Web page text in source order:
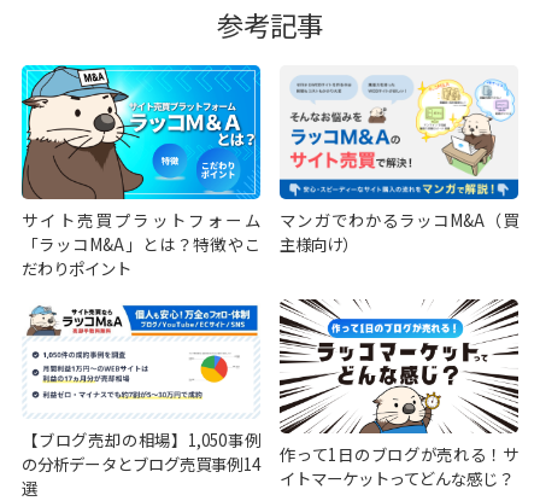
参考記事
サイト売買プラットフォーム
「ラッコM&A」とは？特徴やこ
だわりポイント
マンガでわかるラッコM&A（買
主様向け）
【ブログ売却の相場】1,050事例
の分析データとブログ売買事例14
選
作って1日のブログが売れる！サ
イトマーケットってどんな感じ？